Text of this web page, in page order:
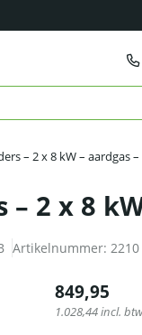
– 2 x 8 kW – aardgas –
2 x 8
Artikelnummer: 2210
849,95
1.028,44incl. btw